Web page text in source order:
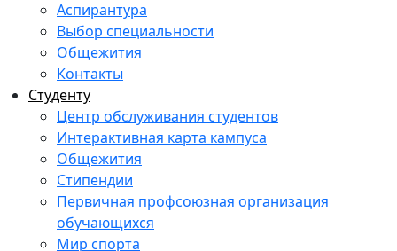
Аспирантура
Выбор специальности
Общежития
Контакты
Студенту
Центр обслуживания студентов
Интерактивная карта кампуса
Общежития
Стипендии
Первичная профсоюзная организация
обучающихся
Мир спорта